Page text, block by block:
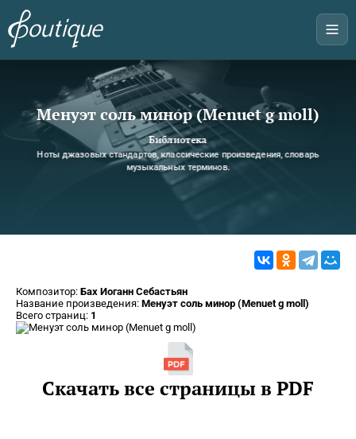
Менуэт соль минор (Menuet g moll)
Библиотека
Ноты джазовых стандартов, классические произведения, словарь
музыкальных терминов.
Композитор: Бах Иоганн Себастьян
Название произведения: Менуэт соль минор (Menuet g moll)
Всего страниц: 1
Скачать все страницы в PDF